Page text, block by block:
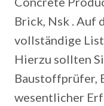
Brick, Nsk . Auf
vollständige
Hierzu sollten
Baustoffprüfer,
wesentlicher